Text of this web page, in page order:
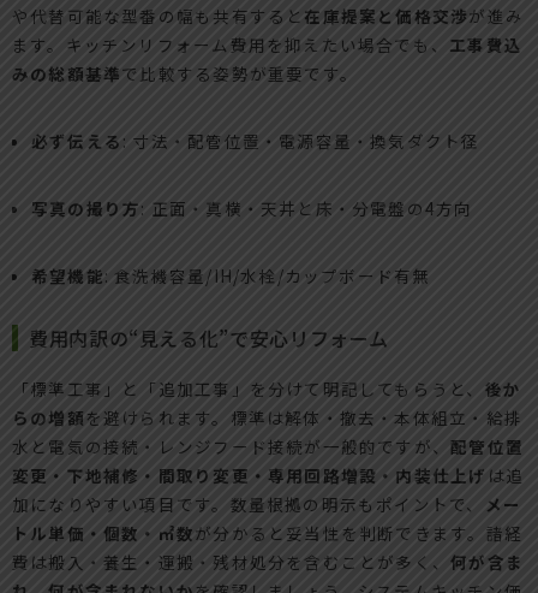
や代替可能な型番の幅も共有すると 在庫提案と価格交渉が進み
ます。キッチンリフォーム費用を抑えたい場合でも、 工事費込
みの総額基準で比較する姿勢が重要です。
必ず伝える : 寸法・配管位置・電源容量・換気ダクト径
写真の撮り方: 正面・真横・天井と床・分電盤の4方向
希望機能: 食洗機容量/IH/水栓/カップボード有無
費用内訳の“見える化”で安心リフォーム
「標準工事」と「追加工事」を分けて明記してもらうと、 後か
らの増額を避けられます。標準は解体・撤去・本体組立・給排
水と電気の接続・レンジフード接続が一般的ですが、 配管位置
変更・下地補修・間取り変更・専用回路増設・内装仕上げ は追
加になりやすい項目です。数量根拠の明示もポイントで、
メー
トル単価・個数・㎡数が分かると妥当性を判断できます。諸経
費は搬入・養生・運搬・残材処分を含むことが多く、何が含ま